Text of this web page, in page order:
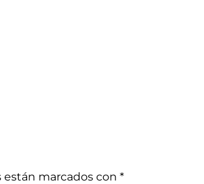
marcados con *